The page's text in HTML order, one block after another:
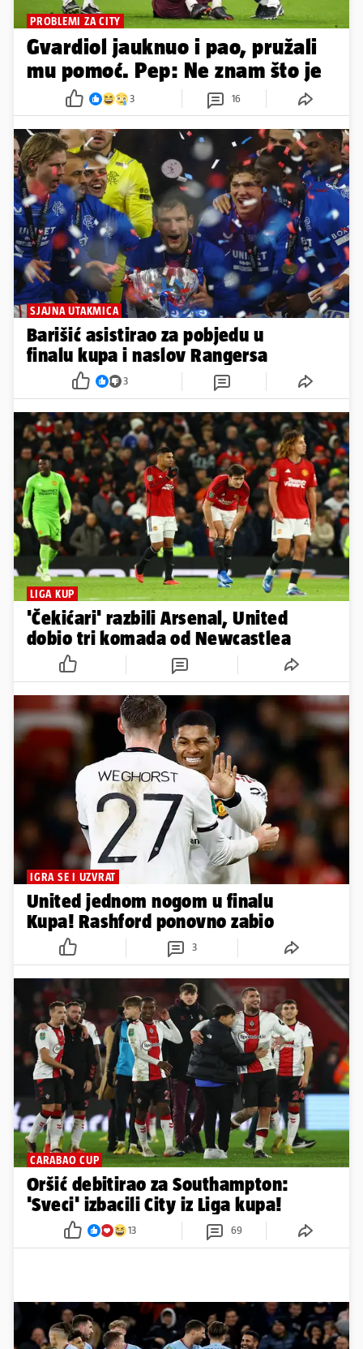
PROBLEMI ZA CITY
Gvardiol jauknuo i pao, pružali
mu pomoć. Pep: Ne znam što je
3 16
SJAJNA UTAKMICA
Barišić asistirao za pobjedu u
finalu kupa i naslov Rangersa
3
LIGA KUP
'Čekićari' razbili Arsenal, United
dobio tri komada od Newcastlea
IGRA SE I UZVRAT
United jednom nogom u finalu
Kupa! Rashford ponovno zabio
3
CARABAO CUP
Oršić debitirao za Southampton:
'Sveci' izbacili City iz Liga kupa!
13 69